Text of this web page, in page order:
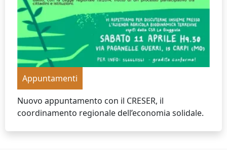
Appuntamenti
Nuovo appuntamento con il CRESER, il
coordinamento regionale dell’economia solidale.